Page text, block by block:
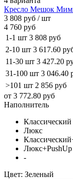
Кресло Мешок
3 808 руб / шт
4 760 руб
1-1 шт 3 808 руб
2-10 шт 3 617.60
11-30 шт 3 427.20
31-100 шт 3 046.40
>101 шт 2 856 руб
от 3 772.80 руб
Наполнитель
Классический
Люкс
Люкс+PushUp
-
Цвет: Зеленый